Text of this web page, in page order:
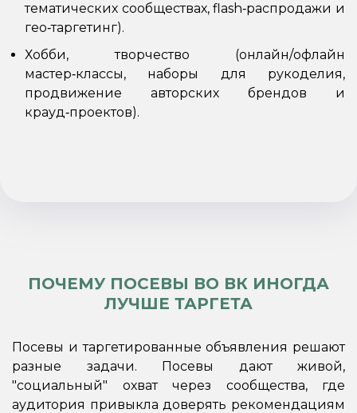
тематических сообществах, flash‑распродажи и
гео‑таргетинг).
Хобби, творчество (онлайн/офлайн
мастер‑классы, наборы для рукоделия,
продвижение авторских брендов и
крауд‑проектов).
ПОЧЕМУ ПОСЕВЫ ВО ВК ИНОГДА
ЛУЧШЕ ТАРГЕТА
Посевы и таргетированные объявления решают
разные задачи. Посевы дают живой,
"социальный" охват через сообщества, где
аудитория привыкла доверять рекомендациям